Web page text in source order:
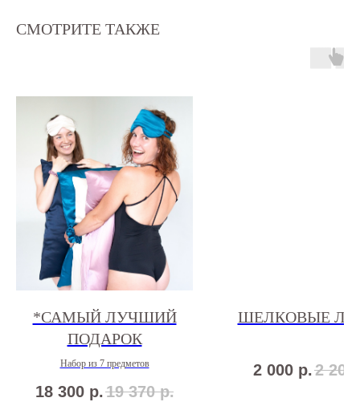
СМОТРИТЕ ТАКЖЕ
*САМЫЙ ЛУЧШИЙ
ПОДАРОК
Набор из 7 предметов
18 300 р.19 370 р.
ШЕЛКОВЫЕ
2 000 р.2 200